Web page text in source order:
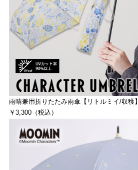
雨晴兼用折りたたみ雨傘【リトルミイ/収穫】
￥3,300（税込）